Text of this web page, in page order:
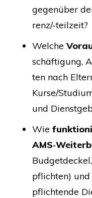
gegen­über
ren­z/-teil­zeit?
Wel­che
schäf­ti­gung,
ten nach
Kurse/
und
Wie
AMS
pflich­ten)
pflich­ten­de